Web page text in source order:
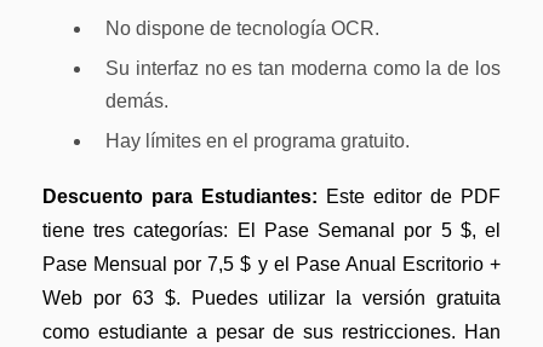
No dispone de tecnología OCR.
Su interfaz no es tan moderna como la de los
demás.
Hay límites en el programa gratuito.
Descuento para Estudiantes: Este editor de PDF
tiene tres categorías: El Pase Semanal por 5 $, el
Pase Mensual por 7,5 $ y el Pase Anual Escritorio +
Web por 63 $. Puedes utilizar la versión gratuita
como estudiante a pesar de sus restricciones. Han